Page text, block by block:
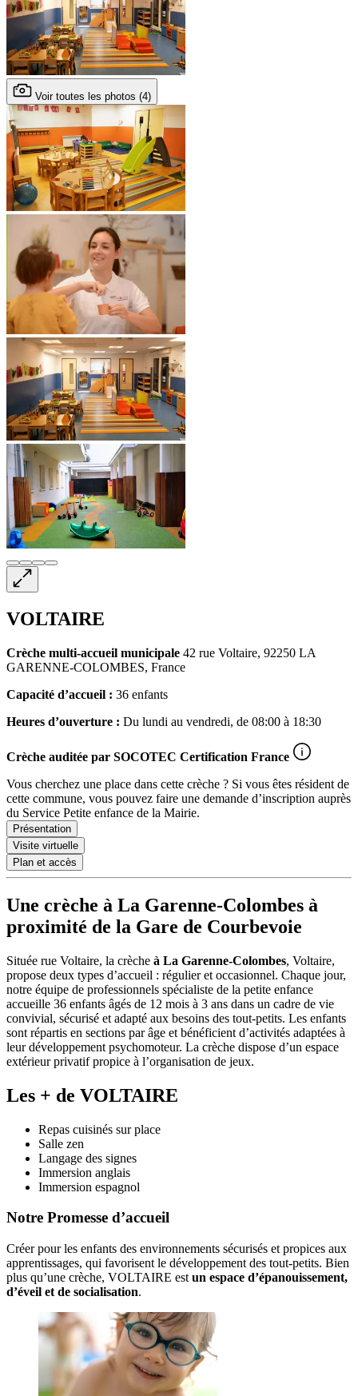
Voir toutes les photos (4)
VOLTAIRE
Crèche multi-accueil municipale 42 rue Voltaire, 92250 LA
GARENNE-COLOMBES, France
Capacité d’accueil : 36 enfants
Heures d’ouverture : Du lundi au vendredi, de 08:00 à 18:30
Crèche auditée par SOCOTEC Certification France
Vous cherchez une place dans cette crèche ? Si vous êtes résident de
cette commune, vous pouvez faire une demande d’inscription auprès
du Service Petite enfance de la Mairie.
Présentation
Visite virtuelle
Plan et accès
Une crèche à La Garenne-Colombes à
proximité de la Gare de Courbevoie
Située rue Voltaire, la crèche à La Garenne-Colombes, Voltaire,
propose deux types d’accueil : régulier et occasionnel. Chaque jour,
notre équipe de professionnels spécialiste de la petite enfance
accueille 36 enfants âgés de 12 mois à 3 ans dans un cadre de vie
convivial, sécurisé et adapté aux besoins des tout-petits. Les enfants
sont répartis en sections par âge et bénéficient d’activités adaptées à
leur développement psychomoteur. La crèche dispose d’un espace
extérieur privatif propice à l’organisation de jeux.
Les + de VOLTAIRE
Repas cuisinés sur place
Salle zen
Langage des signes
Immersion anglais
Immersion espagnol
Notre Promesse d’accueil
Créer pour les enfants des environnements sécurisés et propices aux
apprentissages, qui favorisent le développement des tout-petits. Bien
plus qu’une crèche, VOLTAIRE est un espace d’épanouissement,
d’éveil et de socialisation.